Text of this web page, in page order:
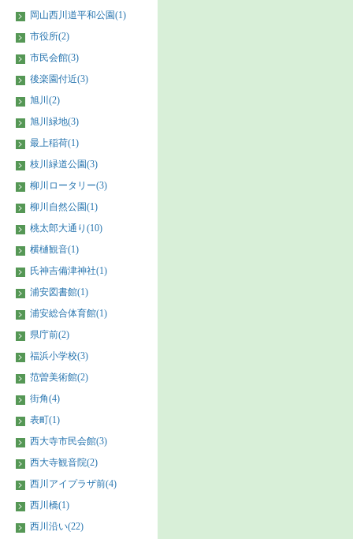
岡山西川道平和公園(1)
市役所(2)
市民会館(3)
後楽園付近(3)
旭川(2)
旭川緑地(3)
最上稲荷(1)
枝川緑道公園(3)
柳川ロータリー(3)
柳川自然公園(1)
桃太郎大通り(10)
横樋観音(1)
氏神吉備津神社(1)
浦安図書館(1)
浦安総合体育館(1)
県庁前(2)
福浜小学校(3)
范曽美術館(2)
街角(4)
表町(1)
西大寺市民会館(3)
西大寺観音院(2)
西川アイプラザ前(4)
西川橋(1)
西川沿い(22)